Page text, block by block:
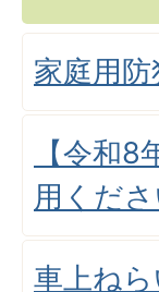
家庭用
【令和
用くだ
車上ね